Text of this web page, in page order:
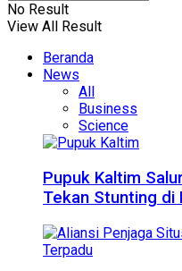
No Result
View All Result
Beranda
News
All
Business
Science
Pupuk Kaltim
Tekan Stunting di